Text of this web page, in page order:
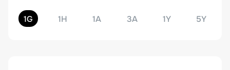
1G 1H 1A 3A 1Y 5Y